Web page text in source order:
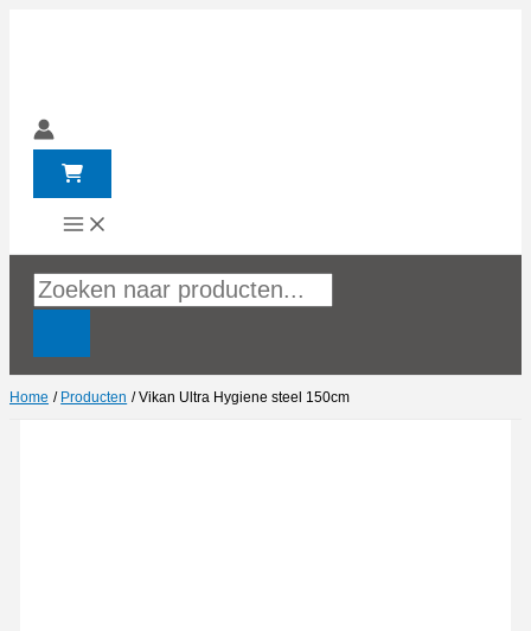
inhoud
Producten
Home Producten Vikan Ultra Hygiene steel 150cm